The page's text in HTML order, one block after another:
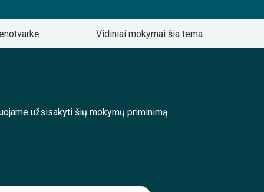
Vidiniai mokymai šia tema
užsisakyti šių mokymų priminimą